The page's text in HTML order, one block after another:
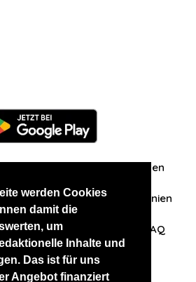
werden Cookies
damit die
um
Inhalte und
Das ist für uns
Angebot finanziert
Zuschriften/Erfahrungen
AGB Datenschutzrichtlinien
mit uns auf FAQ
anderen Websites